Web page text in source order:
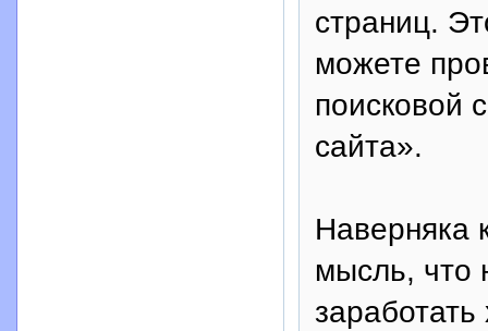
страниц.
можете
поисковой
сайта».
Наверняка
мысль, что